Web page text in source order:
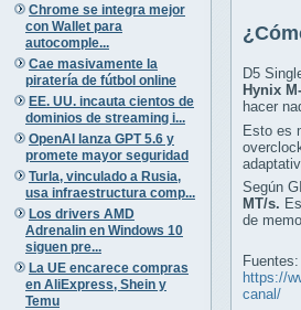
Chrome se integra mejor
con Wallet para
autocomple...
Cae masivamente la
piratería de fútbol online
EE. UU. incauta cientos de
dominios de streaming i...
OpenAI lanza GPT 5.6 y
promete mayor seguridad
Turla, vinculado a Rusia,
usa infraestructura comp...
Los drivers AMD
Adrenalin en Windows 10
siguen pre...
La UE encarece compras
en AliExpress, Shein y
Temu
D5
Hynix
hacer
Esto es
Según
MT/s.
de
Fuentes:
https://
canal/